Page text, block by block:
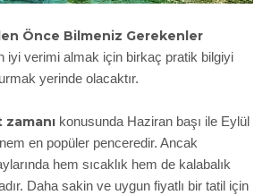
Önce Bilmeniz Gerekenler
iyi verimi almak için birkaç pratik bilgiyi
yerinde olacaktır.
konusunda Haziran başı ile Eylül
en popüler penceredir. Ancak
hem sıcaklık hem de kalabalık
Daha sakin ve uygun fiyatlı bir tatil için